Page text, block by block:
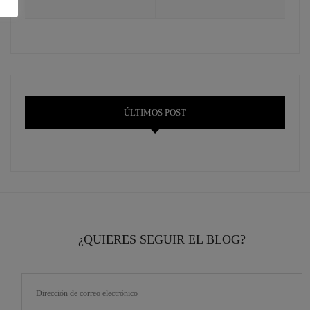
ÚLTIMOS POST
¿QUIERES SEGUIR EL BLOG?